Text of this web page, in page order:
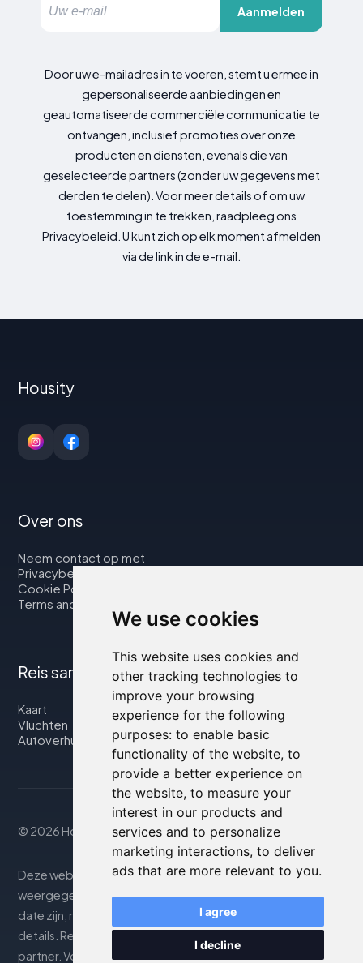
We use cookies
This website uses cookies and
other tracking technologies to
improve your browsing
experience for the following
purposes: to enable basic
functionality of the website, to
provide a better experience on
the website, to measure your
interest in our products and
services and to personalize
marketing interactions, to deliver
ads that are more relevant to you.
I agree
I decline
Aanmelden
Door uw e-mailadres in te voeren, stemt u ermee in
gepersonaliseerde aanbiedingen en
geautomatiseerde commerciële communicatie te
ontvangen, inclusief promoties over onze
producten en diensten, evenals die van
geselecteerde partners (zonder uw gegevens met
derden te delen). Voor meer details of om uw
toestemming in te trekken, raadpleeg ons
Privacybeleid. U kunt zich op elk moment afmelden
via de link in de e-mail.
Housity
Over ons
Neem contact op met
Privacybeleid
Cookie Policy
Terms and Conditions
Reis samen met ons
Kaart
Vluchten
Autoverhuur
© 2026 Housity.net
Deze website biedt informatie uitsluitend ter. De
weergegeven informatie kan onnauwkeurig of niet up-to-
date zijn; raadpleeg de officiële website voor nauwkeurige
details. Reserveringen worden afgehandeld door onze
partner. Voor meer details, zie de sectie Juridische